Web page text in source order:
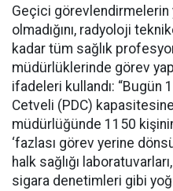
Geçici görevlendirmelerin
olmadığını, radyoloji
kadar tüm sağlık
müdürlüklerinde görev
ifadeleri kullandı: “Bugün
Cetveli (PDC)
müdürlüğünde 1150
‘fazlası görev yerine
halk sağlığı
sigara denetimleri gibi